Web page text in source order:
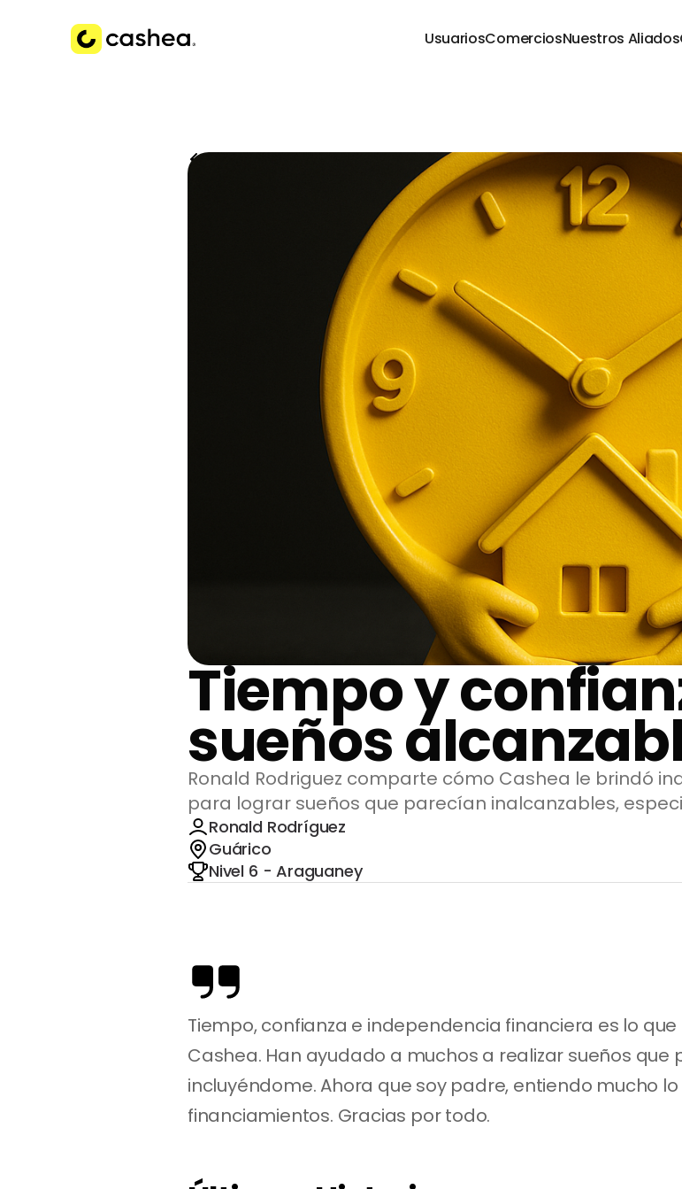
UsuariosComerciosNuestros Aliados
Volver a Historias
Tiempo y
sueños
Ronald Rodriguez comparte cómo Cashea le brindó
para lograr sueños que parecían inalcanzables,
Ronald Rodríguez
Guárico
Nivel 6 - Araguaney
Tiempo, confianza e independencia financiera es lo
Cashea. Han ayudado a muchos a realizar sueños que
incluyéndome. Ahora que soy padre, entiendo mucho
financiamientos. Gracias por todo.